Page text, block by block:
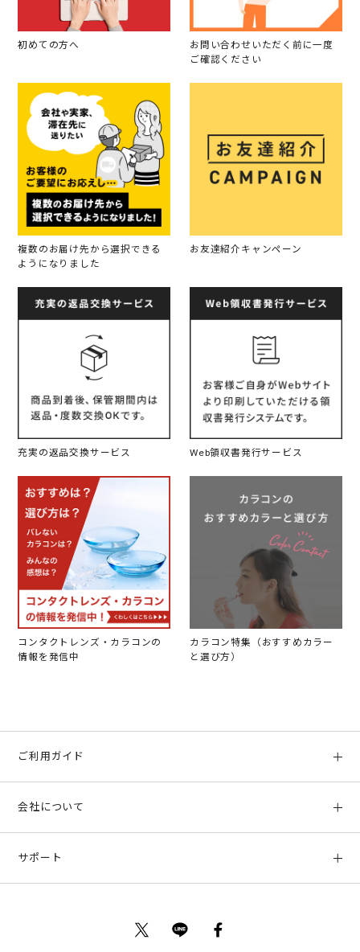
初めての方へ
お問い合わせいただく前に一度
ご確認ください
複数のお届け先から選択できる
ようになりました
お友達紹介キャンペーン
充実の返品交換サービス Web領収書発行サービス
コンタクトレンズ・カラコンの
情報を発信中
カラコン特集（おすすめカラー
と選び方）
ご利用ガイド
お支払い方法、配送について
返品について
会社について
サポート